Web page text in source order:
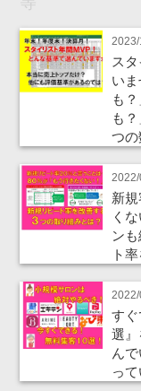
ス
い
も
も
つの
新
く
ン
ト
すぐ
選
ん
っ